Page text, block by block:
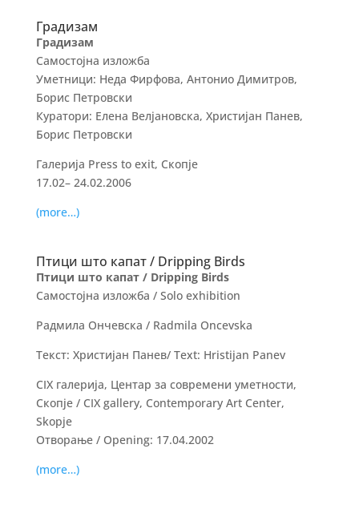
Градизам
Градизам
Самостојна изложба
Уметници: Неда Фирфова, Антонио Димитров,
Борис Петровски
Куратори: Елена Велјановска, Христијан Панев,
Борис Петровски
Галерија Press to exit, Скопје
17.02– 24.02.2006
(more…)
Птици што капат / Dripping Birds
Птици што капат / Dripping Birds
Самостојна изложба / Solo exhibition
Радмила Ончевска / Radmila Oncevska
Текст: Христијан Панев/ Text: Hristijan Panev
CIX галерија, Центар за современи уметности,
Скопје / CIX gallery, Contemporary Art Center,
Skopje
Отворање / Opening: 17.04.2002
(more…)